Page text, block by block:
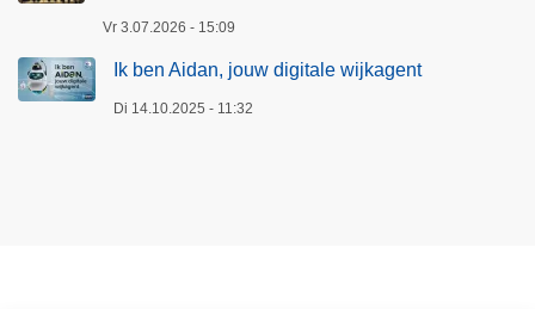
Vr 3.07.2026 - 15:09
Ik ben Aidan, jouw digitale wijkagent
Di 14.10.2025 - 11:32